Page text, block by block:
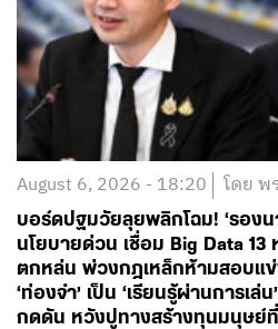
August 6, 2026 - 18:20 โดย พ
บอร์ดปฐมวัยลุยพลิกโฉม! ‘รอง
นโยบายด่วน เชื่อม Big Data 13
ตกหล่น พ่วงกฎเหล็กห้ามสอบแข่
‘ท่องจำ’ เป็น ‘เรียนรู้ผ่านการเ
กดดัน หวังปูทางสร้างทุนมนุษย์